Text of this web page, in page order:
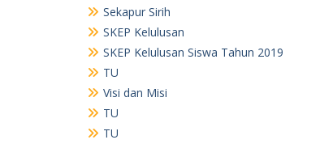
Sekapur Sirih
SKEP Kelulusan
SKEP Kelulusan Siswa Tahun 2019
TU
Visi dan Misi
TU
TU